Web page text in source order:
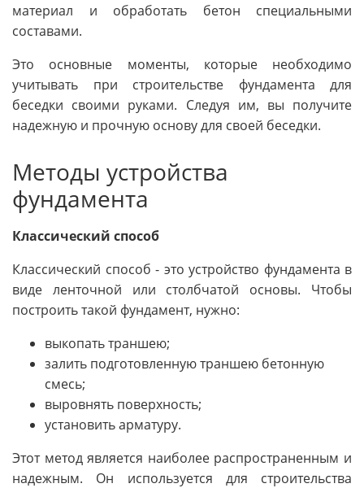
материал и обработать бетон специальными
составами.
Это основные моменты, которые необходимо
учитывать при строительстве фундамента для
беседки своими руками. Следуя им, вы получите
надежную и прочную основу для своей беседки.
Методы устройства
фундамента
Классический способ
Классический способ - это устройство фундамента в
виде ленточной или столбчатой основы. Чтобы
построить такой фундамент, нужно:
выкопать траншею;
залить подготовленную траншею бетонную
смесь;
выровнять поверхность;
установить арматуру.
Этот метод является наиболее распространенным и
надежным. Он используется для строительства